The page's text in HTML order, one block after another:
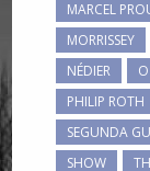
MARCEL
MORRISSEY
NÉDIER
PHILIP ROTH
SEGUNDA
SHOW